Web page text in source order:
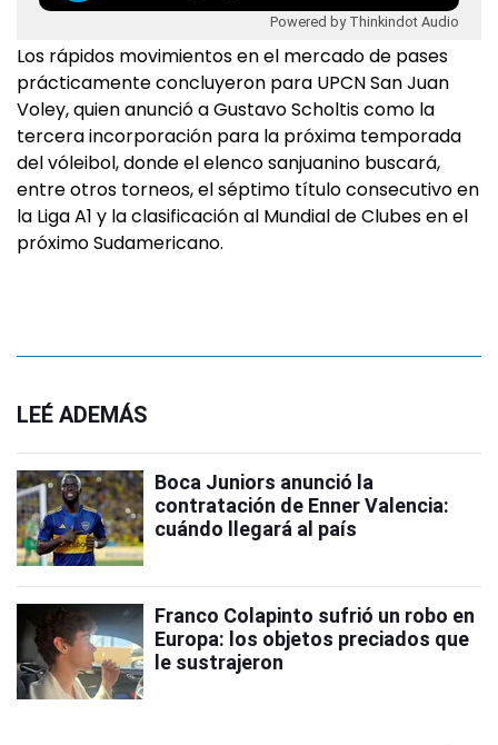
Powered by Thinkindot Audio
Los rápidos movimientos en el mercado de pases
prácticamente concluyeron para UPCN San Juan
Voley, quien anunció a Gustavo Scholtis como la
tercera incorporación para la próxima temporada
del vóleibol, donde el elenco sanjuanino buscará,
entre otros torneos, el séptimo título consecutivo en
la Liga A1 y la clasificación al Mundial de Clubes en el
próximo Sudamericano.
LEÉ ADEMÁS
Boca Juniors anunció la
contratación de Enner Valencia:
cuándo llegará al país
Franco Colapinto sufrió un robo en
Europa: los objetos preciados que
le sustrajeron